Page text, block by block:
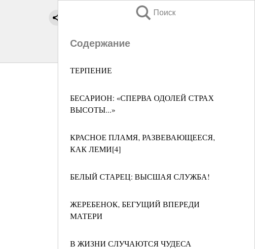
Поиск
Содержание
ТЕРПЕНИЕ
БЕСАРИОН: «СПЕРВА ОДОЛЕЙ СТРАХ
ВЫСОТЫ...»
КРАСНОЕ ПЛАМЯ, РАЗВЕВАЮЩЕЕСЯ,
КАК ЛЕМИ[4]
БЕЛЫЙ СТАРЕЦ: ВЫСШАЯ СЛУЖБА!
ЖЕРЕБЕНОК, БЕГУЩИЙ ВПЕРЕДИ
МАТЕРИ
В ЖИЗНИ СЛУЧАЮТСЯ ЧУДЕСА